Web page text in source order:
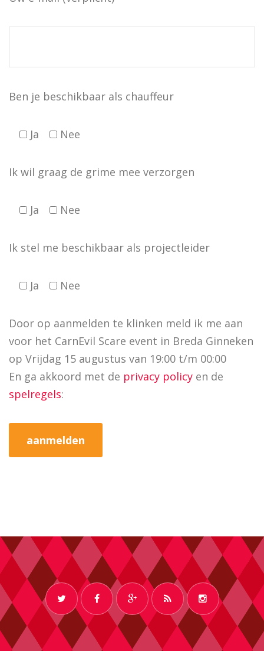
Ben je beschikbaar als chauffeur
Ja Nee
Ik wil graag de grime mee verzorgen
Ja Nee
Ik stel me beschikbaar als projectleider
Ja Nee
Door op aanmelden te klinken meld ik me aan
voor het CarnEvil Scare event in Breda Ginneken
op Vrijdag 15 augustus van 19:00 t/m 00:00
En ga akkoord met de privacy policy en de
spelregels: